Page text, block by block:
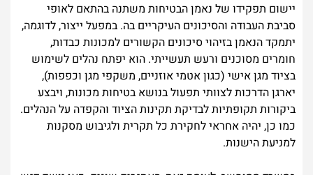
יישום תפקידו של נאמן הבטיחות משתנה בהתאם לאופי
סביבת העבודה והסיכונים העיקריים בה. במפעל ייצור, לדוגמה,
יתמקד הנאמן בזיהוי סיכונים הקשורים למכונות כבדות,
חומרים מסוכנים ורעש תעשייתי. הוא יפתח נהלים לשימוש
בציוד מגן אישי (כגון אטמי אוזניים, משקפי מגן וכפפות),
יארגן הדרכות לצוותי תפעול בנושא בטיחות מכונות, ויבצע
ביקורות תקופתיות לבדיקת תקינות הציוד והקפדה על הנהלים.
כמו כן, יהיה אחראי לחקירת כל תקרית ולגיבוש מסקנות
למניעת הישנות.